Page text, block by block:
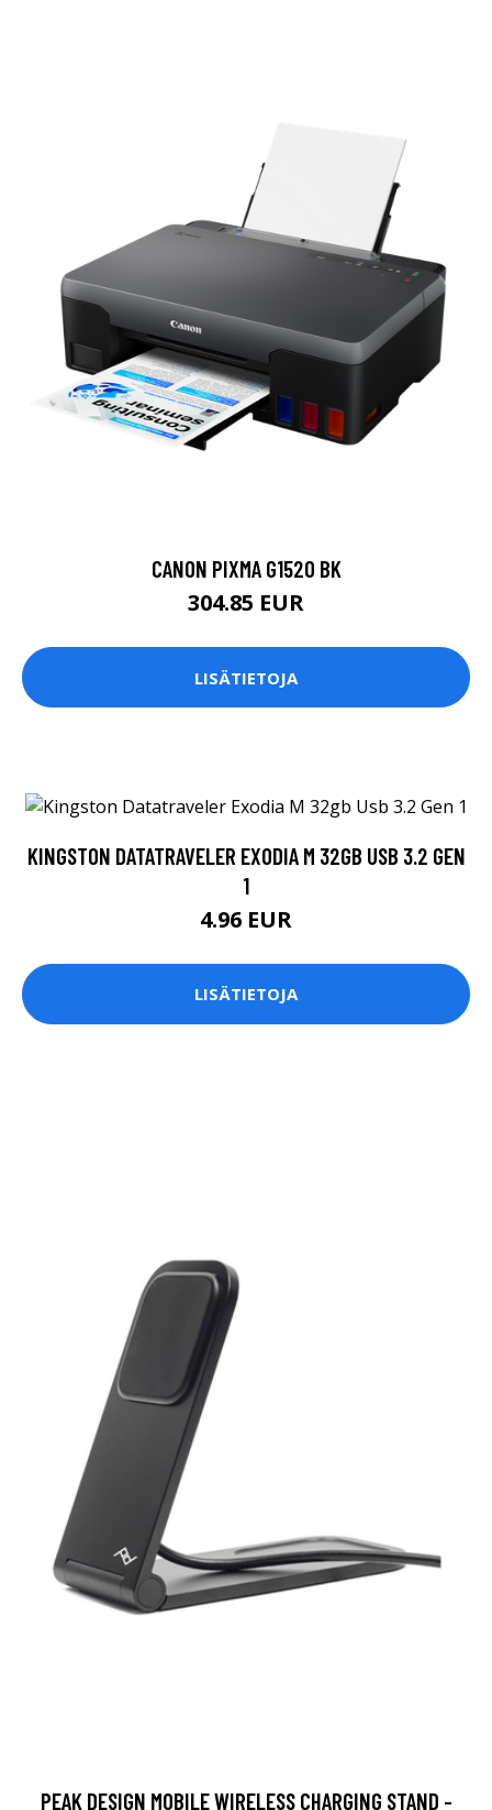
CANON PIXMA G1520 BK
304.85 EUR
LISÄTIETOJA
KINGSTON DATATRAVELER EXODIA M 32GB USB 3.2 GEN
1
4.96 EUR
LISÄTIETOJA
PEAK DESIGN MOBILE WIRELESS CHARGING STAND -